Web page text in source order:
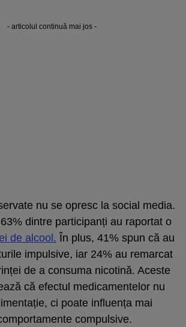
- articolul continuă mai jos -
nu se opresc la social media.
dintre participanți au raportat o
de alcool. În plus, 41% spun că au
impulsive, iar 24% au remarcat
de a consuma nicotină. Aceste
că efectul medicamentelor nu
ci poate influența mai
compulsive.